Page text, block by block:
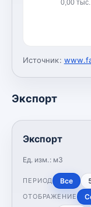
0,00
Источник:
Экспорт
Экспорт
Ед. изм.: м3
ПЕРИОД Все
ОТОБРАЖЕНИЕ